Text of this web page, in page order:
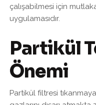
çalışabilmesi için
uygulamasıdır.
Partikül
Önemi
Partikül filtresi